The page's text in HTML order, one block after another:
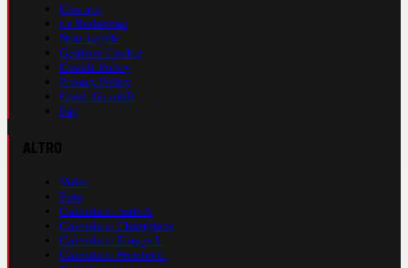
Contatti
La Redazione
Nota Legale
Gestione Cookie
Cookie Policy
Privacy Policy
Cond. Generali
Faq
Video
Foto
Calendario Serie A
Calendario Champions
Calendario Europa L.
Calendario Premier L.